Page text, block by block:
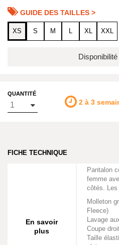
GUIDE DES TAILLES >
XS S M L XL XXL
QUANTITÉ
2 à 3
FICHE TECHNIQUE
En savoir
plus
Pantalon
femme
côtés. Les
Molleton
Fleece)
Lavage
Coupe
Taille